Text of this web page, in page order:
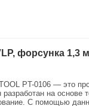
форсунка 1,3
PT-0106 — это
на основе
С помощью